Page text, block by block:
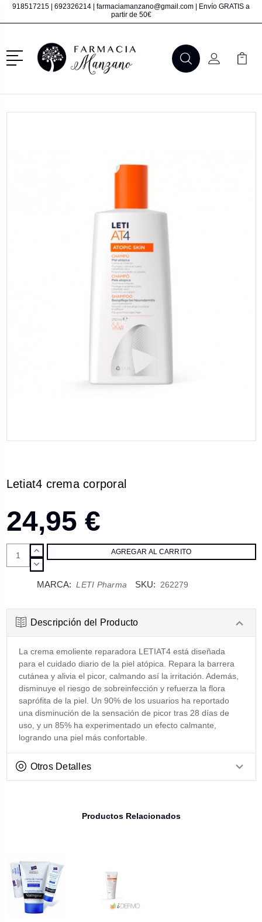
918517215 692326214 farmaciamanzano@gmail.com | Envío GRATIS a
partir de 50€
Menú
BuscarMi Cuenta
Mi
Letiat4 crema corporal
24,95 €
AUMENTAR
CANTIDAD:
DISMINUIR
MARCA: LETI Pharma SKU: 262279
Descripción del Producto
La crema emoliente reparadora LETIAT4 está diseñada
para el cuidado diario de la piel atópica. Repara la barrera
cutánea y alivia el picor, calmando así la irritación. Además,
disminuye el riesgo de sobreinfección y refuerza la flora
saprófita de la piel. Un 90% de los usuarios ha reportado
una disminución de la sensación de picor tras 28 días de
uso, y un 85% ha experimentado un efecto calmante,
logrando una piel más confortable.
Otros Detalles
Productos Relacionados